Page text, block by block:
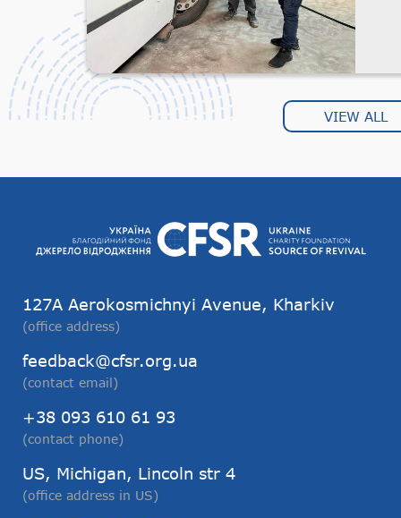
VIEW ALL
127А Aerokosmichnyi Avenue, Kharkiv
(office address)
feedback@cfsr.org.ua
(contact email)
+38 093 610 61 93
(contact phone)
US, Michigan, Lincoln str 4
(office address in US)